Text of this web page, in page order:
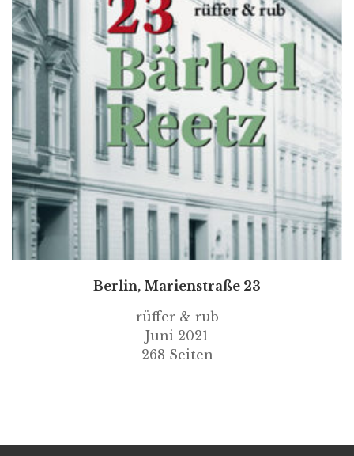
Berlin, Marienstraße 23
rüffer & rub
Juni 2021
268 Seiten